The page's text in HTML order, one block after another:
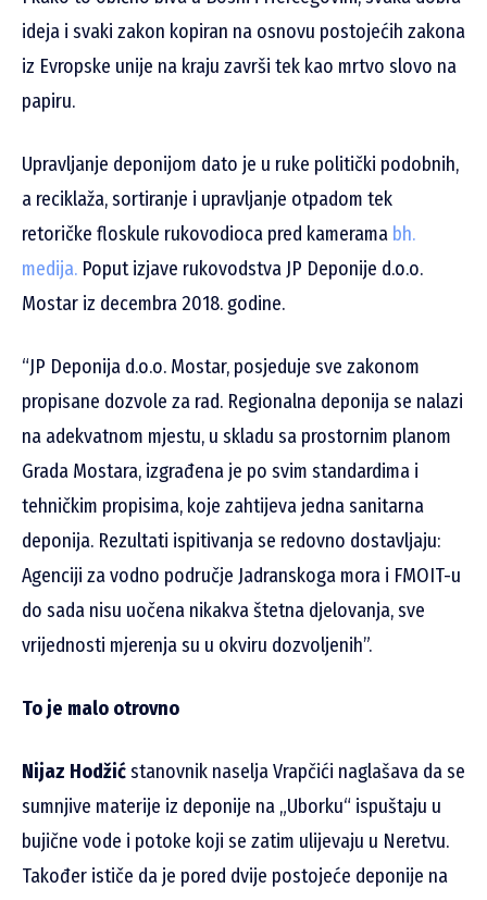
ideja i svaki zakon kopiran na osnovu postojećih zakona
iz Evropske unije na kraju završi tek kao mrtvo slovo na
papiru.
Upravljanje deponijom dato je u ruke politički podobnih,
a reciklaža, sortiranje i upravljanje otpadom tek
retoričke floskule rukovodioca pred kamerama bh.
medija. Poput izjave rukovodstva JP Deponije d.o.o.
Mostar iz decembra 2018. godine.
“JP Deponija d.o.o. Mostar, posjeduje sve zakonom
propisane dozvole za rad. Regionalna deponija se nalazi
na adekvatnom mjestu, u skladu sa prostornim planom
Grada Mostara, izgrađena je po svim standardima i
tehničkim propisima, koje zahtijeva jedna sanitarna
deponija. Rezultati ispitivanja se redovno dostavljaju:
Agenciji za vodno područje Jadranskoga mora i FMOIT-u
do sada nisu uočena nikakva štetna djelovanja, sve
vrijednosti mjerenja su u okviru dozvoljenih”.
To je malo otrovno
Nijaz Hodžićstanovnik naselja Vrapčići naglašava da se
sumnjive materije iz deponije na „Uborku“ ispuštaju u
bujične vode i potoke koji se zatim ulijevaju u Neretvu.
Također ističe da je pored dvije postojeće deponije na